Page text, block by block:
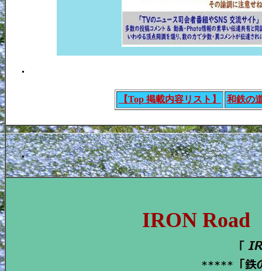
.
【Top 掲載内容リスト】 和鉄の
.
IRON